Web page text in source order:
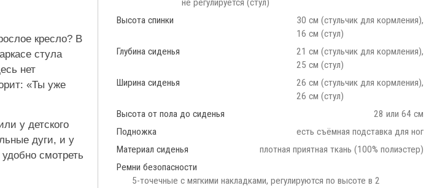
кресло? В
стула
нет
«Ты уже
у детского
дуги, и у
смотреть
не регулируется (стул)
Высота спинки
30 см (стульчик для кормления),
16 см (стул)
Глубина сиденья
21 см (стульчик для кормления),
25 см (стул)
Ширина сиденья
26 см (стульчик для кормления),
26 см (стул)
Высота от пола до сиденья
28 или 64 см
Подножка
есть съёмная подставка для ног
Материал сиденья
плотная приятная ткань (100% полиэстер)
Ремни безопасности
5-точечные с мягкими накладками, регулируются по высоте в 2